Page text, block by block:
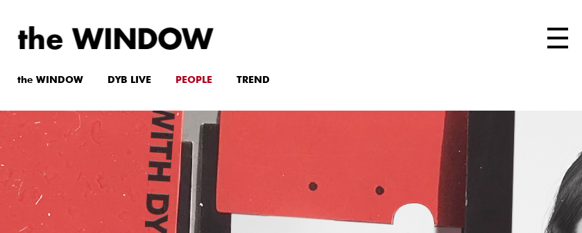
the WINDOW DYB LIVE PEOPLE TREND